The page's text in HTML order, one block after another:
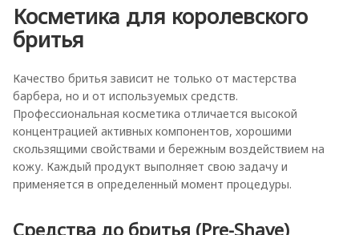
Косметика для королевского
бритья
Качество бритья зависит не только от мастерства
барбера, но и от используемых средств.
Профессиональная косметика отличается высокой
концентрацией активных компонентов, хорошими
скользящими свойствами и бережным воздействием на
кожу. Каждый продукт выполняет свою задачу и
применяется в определенный момент процедуры.
Средства до бритья (Pre-Shave)